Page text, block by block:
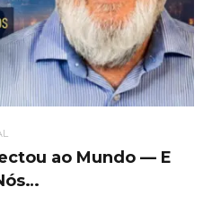
ao Mundo — E